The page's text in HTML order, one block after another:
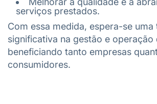
serviços prestados.
Com essa medida, espera-se
significativa na gestão e operação
beneficiando tanto empresas
consumidores.